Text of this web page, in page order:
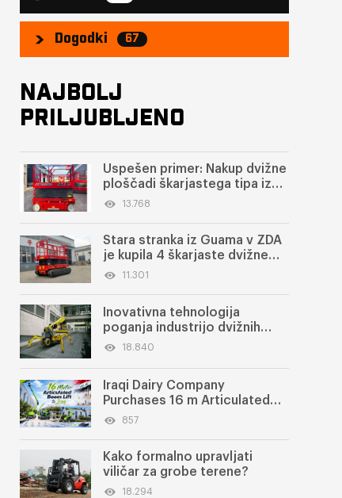
Dogodki 67
NAJBOLJ
PRILJUBLJENO
Uspešen primer: Nakup dvižne
ploščadi škarjastega tipa iz
ZDA13.768
Stara stranka iz Guama v ZDA
je kupila 4 škarjaste dvižne
ploščadi
11.301
Inovativna tehnologija
poganja industrijo dvižnih
dvižnih ploščadi v nove višine
18.840
Iraqi Dairy Company
Purchases 16 m Articulated
Boom Lift
857
Kako formalno upravljati
viličar za grobe terene?
18.294